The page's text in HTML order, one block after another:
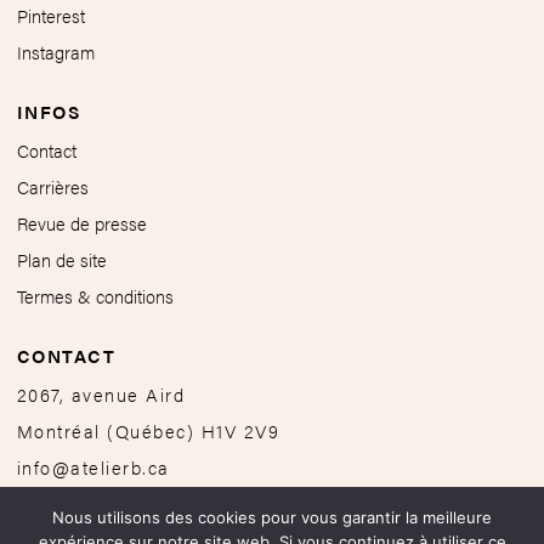
Pinterest
Instagram
INFOS
Contact
Carrières
Revue de presse
Plan de site
Termes & conditions
CONTACT
2067, avenue Aird
Montréal (Québec) H1V 2V9
info@atelierb.ca
Nous utilisons des cookies pour vous garantir la meilleure